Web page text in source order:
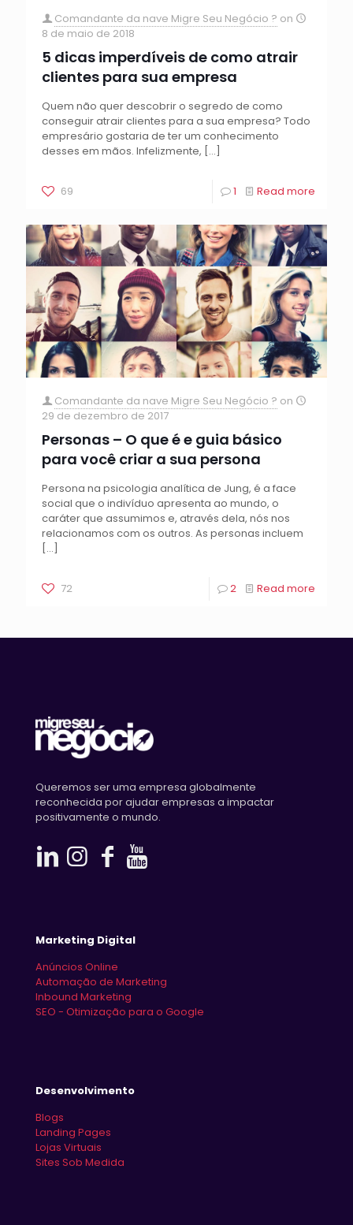
Comandante da nave Migre Seu Negócio ? on
8 de maio de 2018
5 dicas imperdíveis de como atrair
clientes para sua empresa
Quem não quer descobrir o segredo de como
conseguir atrair clientes para a sua empresa? Todo
empresário gostaria de ter um conhecimento
desses em mãos. Infelizmente, […]
69 1 Read more
Comandante da nave Migre Seu Negócio ? on
29 de dezembro de 2017
Personas – O que é e guia básico
para você criar a sua persona
Persona na psicologia analítica de Jung, é a face
social que o indivíduo apresenta ao mundo, o
caráter que assumimos e, através dela, nós nos
relacionamos com os outros. As personas incluem
[…]
72 2 Read more
Queremos ser uma empresa globalmente
reconhecida por ajudar empresas a impactar
positivamente o mundo.
Marketing Digital
Anúncios Online
Automação de Marketing
Inbound Marketing
SEO - Otimização para o Google
Desenvolvimento
Blogs
Landing Pages
Lojas Virtuais
Sites Sob Medida